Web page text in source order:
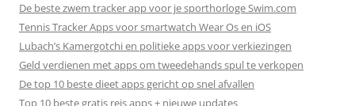
De beste zwem tracker app voor je sporthorloge Swim.com
Tennis Tracker Apps voor smartwatch Wear Os en iOS
Lubach’s Kamergotchi en politieke apps voor verkiezingen
Geld verdienen met apps om tweedehands spul te verkopen
De top 10 beste dieet apps gericht op snel afvallen
Top 10 beste gratis reis apps + nieuwe updates